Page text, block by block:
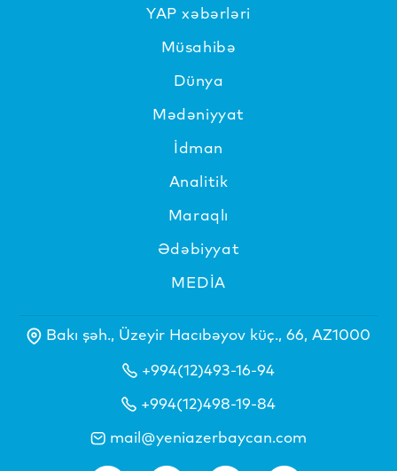
YAP xəbərləri
Müsahibə
Dünya
Mədəniyyat
İdman
Analitik
Maraqlı
Ədəbiyyat
MEDİA
Bakı şəh., Üzeyir Hacıbəyov küç., 66, AZ1000
+994(12)493-16-94
+994(12)498-19-84
mail@yeniazerbaycan.com